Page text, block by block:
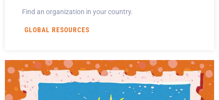
Find an organization in your country.
GLOBAL RESOURCES